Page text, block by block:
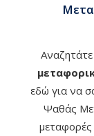
εδώ για να
Ψαθάς